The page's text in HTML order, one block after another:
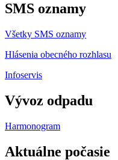
SMS oznamy
Všetky SMS oznamy
Hlásenia obecného rozhlasu
Infoservis
Vývoz odpadu
Harmonogram
Aktuálne počasie